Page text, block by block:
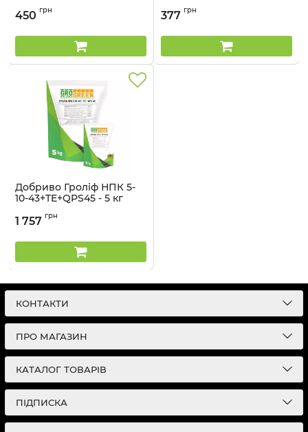
450 грн 377 грн
Добриво Гроліф НПК 5-
10-43+TE+QPS45 - 5 кг
1 757 грн
КОНТАКТИ
ПРО МАГАЗИН
КАТАЛОГ ТОВАРІВ
ПІДПИСКА